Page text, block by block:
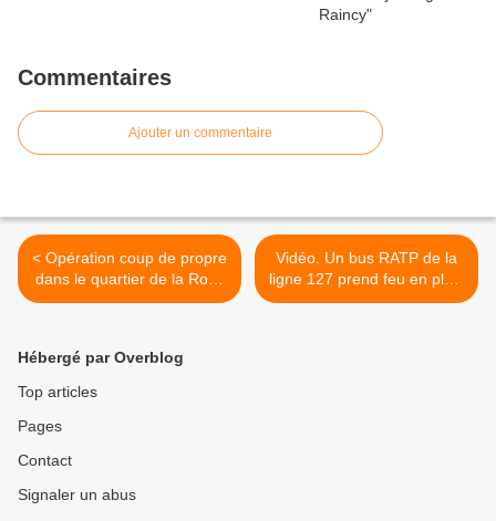
Commentaires
Ajouter un commentaire
< Opération coup de propre
dans le quartier de la Rose
des Vents à Aulnay-sous-
Vidéo. Un bus RATP de la
ligne 127 prend feu en plein
service à Montreuil >
Hébergé par Overblog
Top articles
Pages
Contact
Signaler un abus